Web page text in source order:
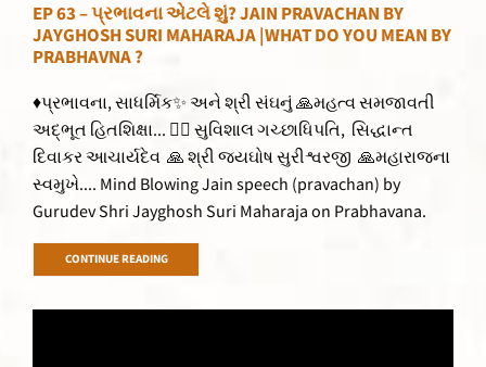
EP 63 – પ્રભાવના એટલે શું? JAIN PRAVACHAN BY
JAYGHOSH SURI MAHARAJA |WHAT DO YOU MEAN BY
PRABHAVNA ?
♦પ્રભાવના, સાધર્મિક✨ અને શ્રી સંઘનું 🙏મહત્વ સમજાવતી
અદ્ભૂત હિતશિક્ષા... 👌🏻 સુવિશાલ ગચ્છાધિપતિ, સિદ્ધાન્ત
દિવાકર આચાર્યદેવ 🙏 શ્રી જયઘોષ સુરીશ્વરજી 🙏મહારાજના
સ્વમુખે.... Mind Blowing Jain speech (pravachan) by
Gurudev Shri Jayghosh Suri Maharaja on Prabhavana.
CONTINUE READING